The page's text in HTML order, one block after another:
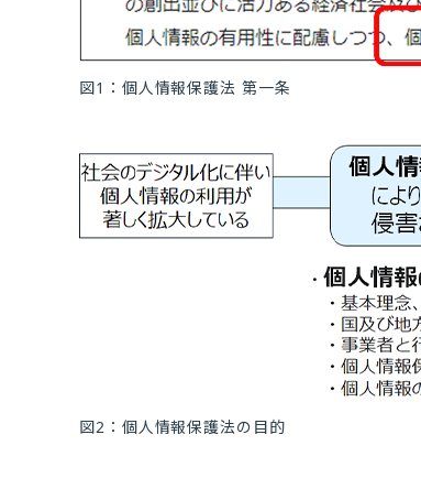
図1：個人情報保護法 第一条
図2：個人情報保護法の目的